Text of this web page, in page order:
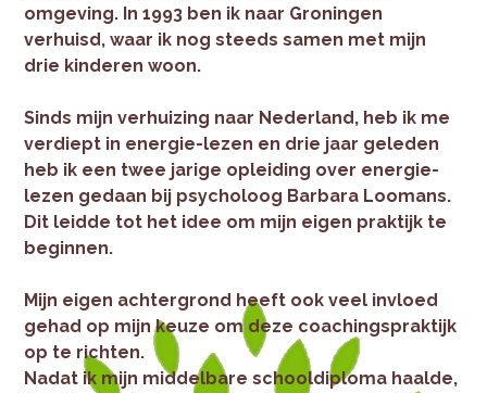
omgeving. In 1993 ben ik naar Groningen
verhuisd, waar ik nog steeds samen met mijn
drie kinderen woon.
Sinds mijn verhuizing naar Nederland, heb ik me
verdiept in energie-lezen en drie jaar geleden
heb ik een twee jarige opleiding over energie-
lezen gedaan bij psycholoog Barbara Loomans.
Dit leidde tot het idee om mijn eigen praktijk te
beginnen.
Mijn eigen achtergrond heeft ook veel invloed
gehad op mijn keuze om deze coachingspraktijk
op te richten.
Nadat ik mijn middelbare schooldiploma haalde,